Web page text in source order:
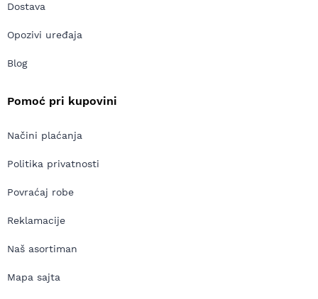
Dostava
Opozivi uređaja
Blog
Pomoć pri kupovini
Načini plaćanja
Politika privatnosti
Povraćaj robe
Reklamacije
Naš asortiman
Mapa sajta